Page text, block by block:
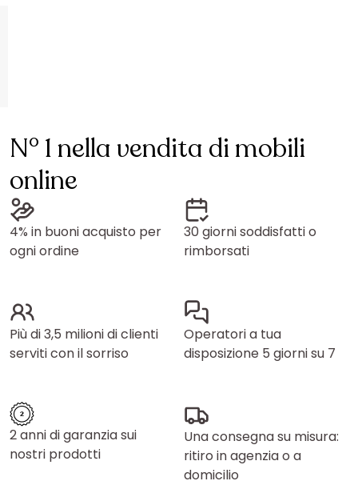
N° 1 nella vendita di mobili
online
4% in buoni acquisto per
ogni ordine
30 giorni soddisfatti o
rimborsati
Più di 3,5 milioni di clienti
serviti con il sorriso
Operatori a tua
disposizione 5 giorni su 7
2 anni di garanzia sui
nostri prodotti
Una consegna su misura:
ritiro in agenzia o a
domicilio